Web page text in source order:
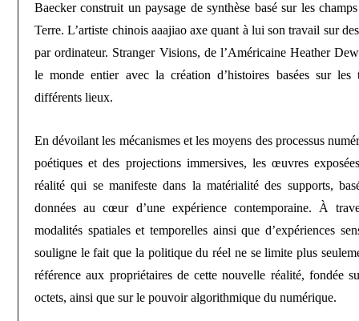
Baecker construit un paysage de synthèse basé sur les
Terre. L’artiste chinois aaajiao axe quant à lui son travail sur
par ordinateur. Stranger Visions, de l’Américaine Heather
le monde entier avec la création d’histoires basées sur les
différents lieux.
En dévoilant les mécanismes et les moyens des processus
poétiques et des projections immersives, les œuvres
réalité qui se manifeste dans la matérialité des supports,
données au cœur d’une expérience contemporaine. À
modalités spatiales et temporelles ainsi que d’expériences
souligne le fait que la politique du réel ne se limite plus
référence aux propriétaires de cette nouvelle réalité, fondée
octets, ainsi que sur le pouvoir algorithmique du numérique.